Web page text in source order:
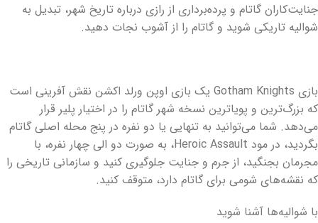
جنایت‌کاران گاتام و پرده‌برداری از رازی درباره تاریخ شهر، تبدیل به
شوالیه تاریکی شوید و گاتام را از آشوب نجات دهید.
بازی Gotham Knights یک بازی اوپن ورلد اکشن نقش آفرینی است
که بزرگ‌ترین و پویاترین نسخه شهر گاتام را در اختیار پلیر قرار
می‌دهد. شما می‌توانید به تنهایی یا دو نفره در پنج محله اصلی گاتام
بگردید، در مود Heroic Assault، به صورت دو الی چهار نفره، با
مجرمان بجنگید، از جرم و جنایت جلوگیری کنید و سازمانی تاریخی را
که نقشه‌های شومی برای گاتام دارد، متوقف کنید.
با شوالیه‌ها آشنا شوید